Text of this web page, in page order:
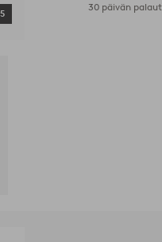
5
30 päivän